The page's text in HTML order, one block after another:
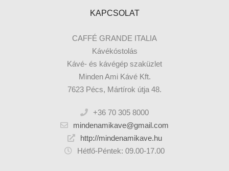
KAPCSOLAT
CAFFÉ GRANDE ITALIA
Kávékóstolás
Kávé- és kávégép szaküzlet
Minden Ami Kávé Kft.
7623 Pécs, Mártírok útja 48.
+36 70 305 8000
mindenamikave@gmail.com
http://mindenamikave.hu
Hétfő-Péntek: 09.00-17.00